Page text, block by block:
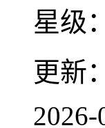
星级：
更新：
2026-